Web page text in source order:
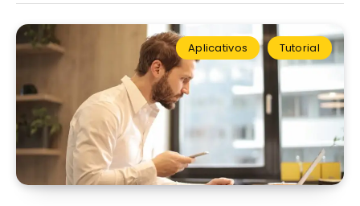
Aplicativos Tutorial